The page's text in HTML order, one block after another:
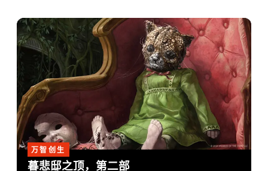
万智创生
暮悲邸之顶，第二部